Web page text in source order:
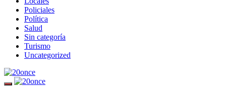
Policiales
Política
Salud
Sin categoría
Turismo
Uncategorized